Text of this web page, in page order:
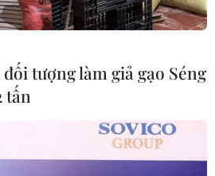
được bề mặt Mặt Trời với
tượng làm giả gạo Séng
tấn